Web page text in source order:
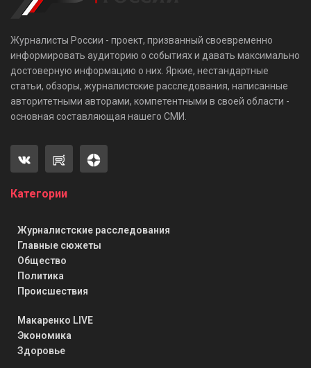
Журналисты России - проект, призванный своевременно
информировать аудиторию о событиях и давать максимально
достоверную информацию о них. Яркие, нестандартные
статьи, обзоры, журналистские расследования, написанные
авторитетными авторами, компетентными в своей области -
основная составляющая нашего СМИ.
Категории
Журналистские расследования
Главные сюжеты
Общество
Политика
Происшествия
Макаренко LIVE
Экономика
Здоровье